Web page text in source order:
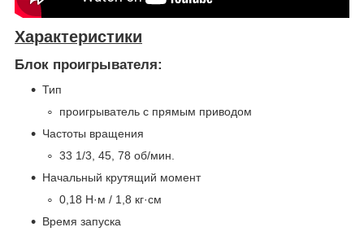
Характеристики
Блок проигрывателя:
Тип
проигрыватель с прямым приводом
Частоты вращения
33 1/3, 45, 78 об/мин.
Начальный крутящий момент
0,18 Н·м / 1,8 кг·см
Время запуска